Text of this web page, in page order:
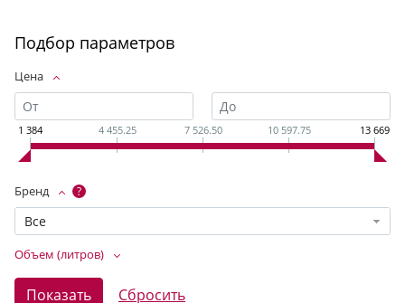
Подбор параметров
Цена
1 384 4 455.25 7 526.50 10 597.75 13 669
Бренд ?
Все
Объем (литров)